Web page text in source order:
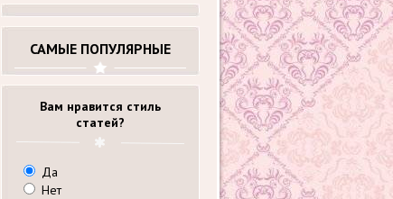
САМЫЕ ПОПУЛЯРНЫЕ
Вам нравится стиль
статей?
Да
Нет